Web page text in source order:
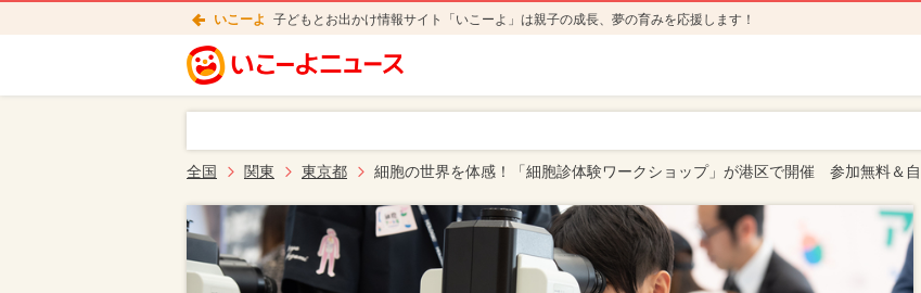
いこーよ 子どもとお出かけ情報サイト「いこーよ」は親子の成長、夢の育みを応援します！
全国 関東 東京都 細胞の世界を体感！「細胞診体験ワークショップ」が港区で開催 参加無料＆